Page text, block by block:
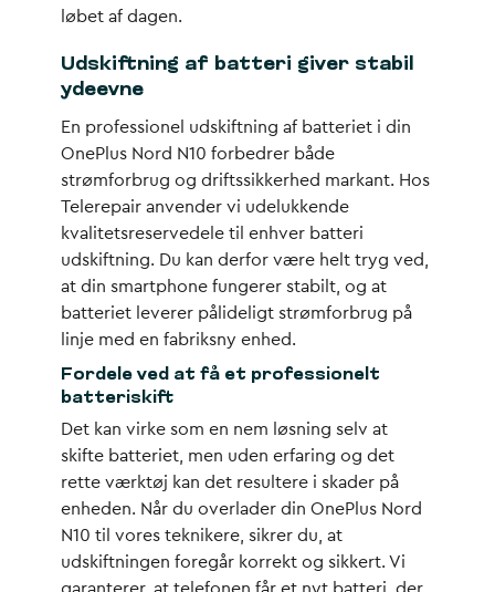
løbet af dagen.
Udskiftning af batteri giver stabil
ydeevne
En professionel udskiftning af batteriet i din
OnePlus Nord N10 forbedrer både
strømforbrug og driftssikkerhed markant. Hos
Telerepair anvender vi udelukkende
kvalitetsreservedele til enhver batteri
udskiftning. Du kan derfor være helt tryg ved,
at din smartphone fungerer stabilt, og at
batteriet leverer pålideligt strømforbrug på
linje med en fabriksny enhed.
Fordele ved at få et professionelt
batteriskift
Det kan virke som en nem løsning selv at
skifte batteriet, men uden erfaring og det
rette værktøj kan det resultere i skader på
enheden. Når du overlader din OnePlus Nord
N10 til vores teknikere, sikrer du, at
udskiftningen foregår korrekt og sikkert. Vi